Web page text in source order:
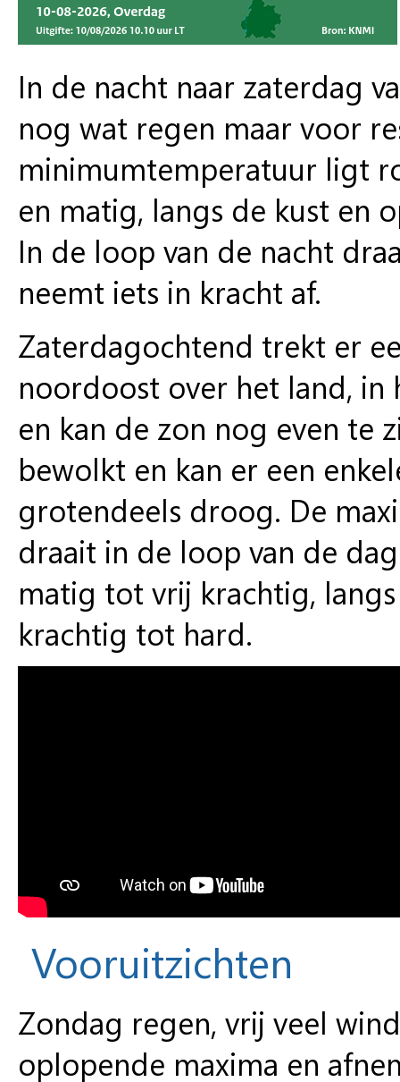
In de nacht naar zaterdag
nog wat regen maar voor
minimumtemperatuur ligt
en matig, langs de kust en
In de loop van de nacht
neemt iets in kracht af.
Zaterdagochtend trekt er
noordoost over het land, in
en kan de zon nog even te
bewolkt en kan er een
grotendeels droog. De
draait in de loop van de
matig tot vrij krachtig,
krachtig tot hard.
Vooruitzichten
Zondag regen, vrij veel
oplopende maxima en